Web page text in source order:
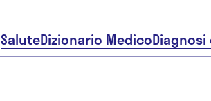
SaluteDizionario Medico